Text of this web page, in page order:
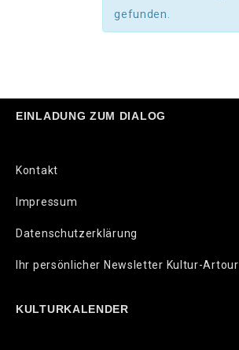
gefunden.
EINLADUNG ZUM DIALOG
Kontakt
Impressum
Datenschutzerklärung
Ihr persönlicher Newsletter Kultur-Artour
KULTURKALENDER